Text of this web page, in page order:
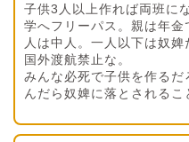
子供3人以上作れば両班に
学へフリーパス。親は年
人は中人。一人以下は奴
国外渡航禁止な。
みんな必死で子供を作る
んだら奴婢に落とされるこ